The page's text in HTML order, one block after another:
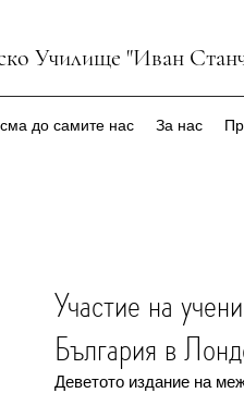
Училище "Иван
до самите нас За нас
Участие на
България в
Деветото издание на